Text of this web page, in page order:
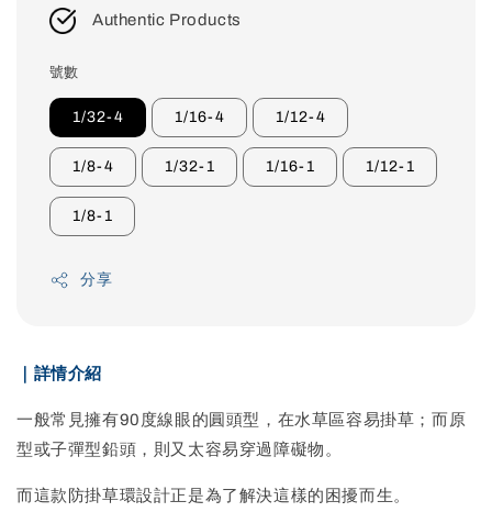
Authentic Products
號數
1/32-4 1/16-4 1/12-4
1/8-4 1/32-1 1/16-1 1/12-1
1/8-1
分享
｜詳情介紹
一般常見擁有90度線眼的圓頭型，在水草區容易掛草；而原
型或子彈型鉛頭，則又太容易穿過障礙物。
而這款防掛草環設計正是為了解決這樣的困擾而生。